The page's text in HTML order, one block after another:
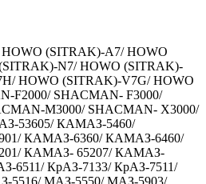
HOWO (SITRAK)-A7/ HOWO
N7/ HOWO (SITRAK)-
HOWO (SITRAK)-V7G/ HOWO
F2000/ SHACMAN- F3000/
M3000/ SHACMAN- X3000/
53605/ КАМАЗ-5460/
КАМАЗ-6360/ КАМАЗ-6460/
КАМАЗ- 65207/ КАМАЗ-
6511/ КрАЗ-7133/ КрАЗ-7511/
5516/ МАЗ-5550/ МАЗ-5903/